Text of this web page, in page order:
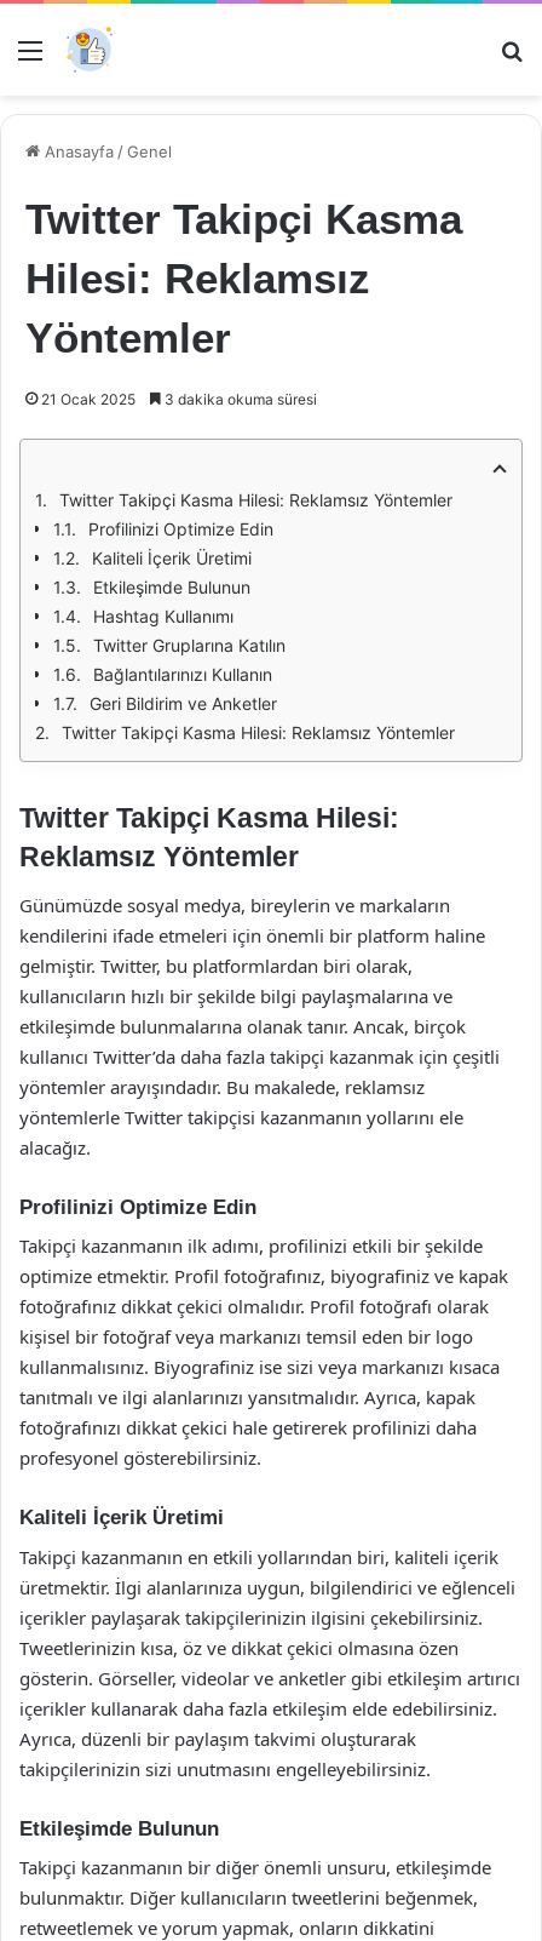
Menü
Anasayfa /Genel
Twitter Takipçi Kasma
Hilesi: Reklamsız
Yöntemler
21 Ocak 2025 3 dakika okuma süresi
Twitter Takipçi Kasma Hilesi: Reklamsız Yöntemler
Profilinizi Optimize Edin
Kaliteli İçerik Üretimi
Etkileşimde Bulunun
Hashtag Kullanımı
Twitter Gruplarına Katılın
Bağlantılarınızı Kullanın
Geri Bildirim ve Anketler
Twitter Takipçi Kasma Hilesi: Reklamsız Yöntemler
Twitter Takipçi Kasma Hilesi:
Reklamsız Yöntemler
Günümüzde sosyal medya, bireylerin ve markaların
kendilerini ifade etmeleri için önemli bir platform haline
gelmiştir. Twitter, bu platformlardan biri olarak,
kullanıcıların hızlı bir şekilde bilgi paylaşmalarına ve
etkileşimde bulunmalarına olanak tanır. Ancak, birçok
kullanıcı Twitter’da daha fazla takipçi kazanmak için çeşitli
yöntemler arayışındadır. Bu makalede, reklamsız
yöntemlerle Twitter takipçisi kazanmanın yollarını ele
alacağız.
Profilinizi Optimize Edin
Takipçi kazanmanın ilk adımı, profilinizi etkili bir şekilde
optimize etmektir. Profil fotoğrafınız, biyografiniz ve kapak
fotoğrafınız dikkat çekici olmalıdır. Profil fotoğrafı olarak
kişisel bir fotoğraf veya markanızı temsil eden bir logo
kullanmalısınız. Biyografiniz ise sizi veya markanızı kısaca
tanıtmalı ve ilgi alanlarınızı yansıtmalıdır. Ayrıca, kapak
fotoğrafınızı dikkat çekici hale getirerek profilinizi daha
profesyonel gösterebilirsiniz.
Kaliteli İçerik Üretimi
Takipçi kazanmanın en etkili yollarından biri, kaliteli içerik
üretmektir. İlgi alanlarınıza uygun, bilgilendirici ve eğlenceli
içerikler paylaşarak takipçilerinizin ilgisini çekebilirsiniz.
Tweetlerinizin kısa, öz ve dikkat çekici olmasına özen
gösterin. Görseller, videolar ve anketler gibi etkileşim artırıcı
içerikler kullanarak daha fazla etkileşim elde edebilirsiniz.
Ayrıca, düzenli bir paylaşım takvimi oluşturarak
takipçilerinizin sizi unutmasını engelleyebilirsiniz.
Etkileşimde Bulunun
Takipçi kazanmanın bir diğer önemli unsuru, etkileşimde
bulunmaktır. Diğer kullanıcıların tweetlerini beğenmek,
retweetlemek ve yorum yapmak, onların dikkatini